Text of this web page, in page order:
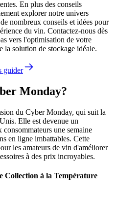
En plus des conseils
explorer notre univers
nombreux conseils et idées pour
du vin. Contactez-nous dès
vers l'optimisation de votre
la solution de stockage idéale.
guider
Monday?
du Cyber Monday, qui suit la
Elle est devenue un
une semaine
en ligne imbattables. Cette
les amateurs de vin d'améliorer
à des prix incroyables.
Collection à la Température